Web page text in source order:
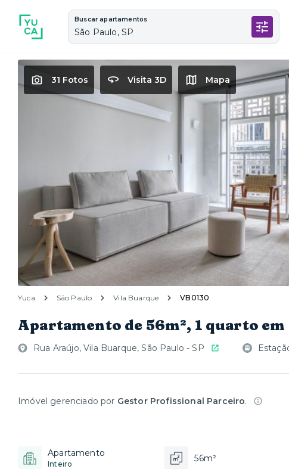
Buscar apartamentos
São Paulo, SP
31 Fotos Visita 3D Mapa
Yuca São Paulo Vila Buarque VB0130
Apartamento de 56m², 1 quarto
Rua Araújo, Vila Buarque, São Paulo - SP
Imóvel gerenciado por Gestor Profissional Parceiro.
Apartamento
Inteiro
56m²